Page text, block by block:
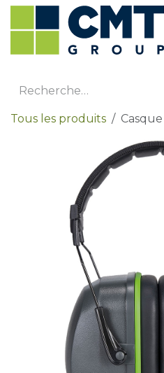
Se rendre au contenu
Tous les produits